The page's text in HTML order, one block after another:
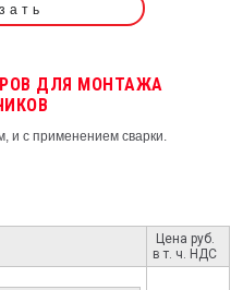
ДЛЯ МОНТАЖА
и с применением сварки.
Цена руб.
в т. ч. НДС